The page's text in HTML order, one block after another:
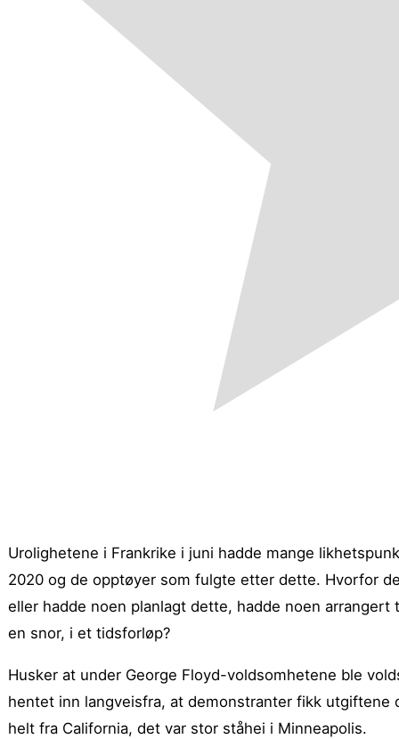
Urolighetene i Frankrike i juni hadde mange
2020 og de opptøyer som fulgte etter dette. Hvorfor
eller hadde noen planlagt dette, hadde noen
en snor, i et tidsforløp?
Husker at under George Floyd-voldsomhetene ble
hentet inn langveisfra, at demonstranter fikk
helt fra California, det var stor ståhei i Minneapolis.